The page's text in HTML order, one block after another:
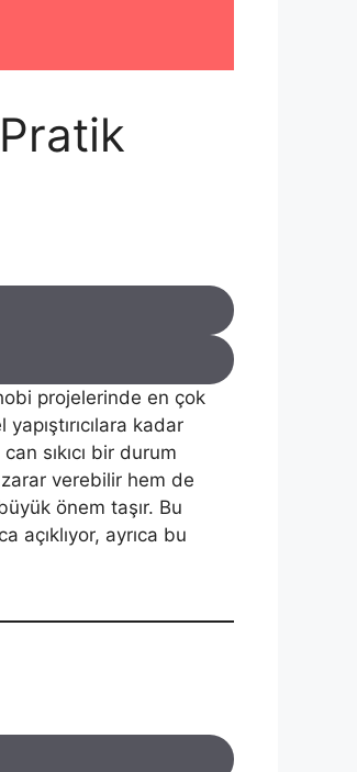
projelerinde en çok
kadar
sıkıcı bir durum
verebilir hem de
önem taşır. Bu
açıklıyor, ayrıca bu